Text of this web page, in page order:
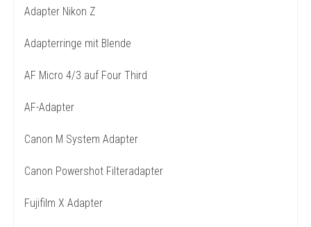
Adapter Nikon Z
Adapterringe mit Blende
AF Micro 4/3 auf Four Third
AF-Adapter
Canon M System Adapter
Canon Powershot Filteradapter
Fujifilm X Adapter